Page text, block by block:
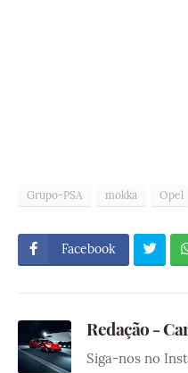
Grupo-PSA mokka Opel
Facebook
Redação -
Siga-nos no